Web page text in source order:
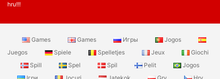
hru!!!
Games Games Игры
Jogos
Juegos
Spiele Spelletjes Jeux
Giochi
Spill
Spel Spil Pelit
Jogos